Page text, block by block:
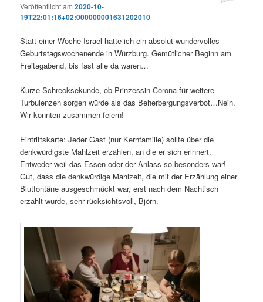
Veröffentlicht am2020-10-
19T22:01:16+02:000000001631202010
Statt einer Woche Israel hatte ich ein absolut wundervolles
Geburtstagswochenende in Würzburg. Gemütlicher Beginn am
Freitagabend, bis fast alle da waren…
Kurze Schrecksekunde, ob Prinzessin Corona für weitere
Turbulenzen sorgen würde als das Beherbergungsverbot…Nein.
Wir konnten zusammen feiern!
Eintrittskarte: Jeder Gast (nur Kernfamilie) sollte über die
denkwürdigste Mahlzeit erzählen, an die er sich erinnert.
Entweder weil das Essen oder der Anlass so besonders war!
Gut, dass die denkwürdige Mahlzeit, die mit der Erzählung einer
Blutfontäne ausgeschmückt war, erst nach dem Nachtisch
erzählt wurde, sehr rücksichtsvoll, Björn.